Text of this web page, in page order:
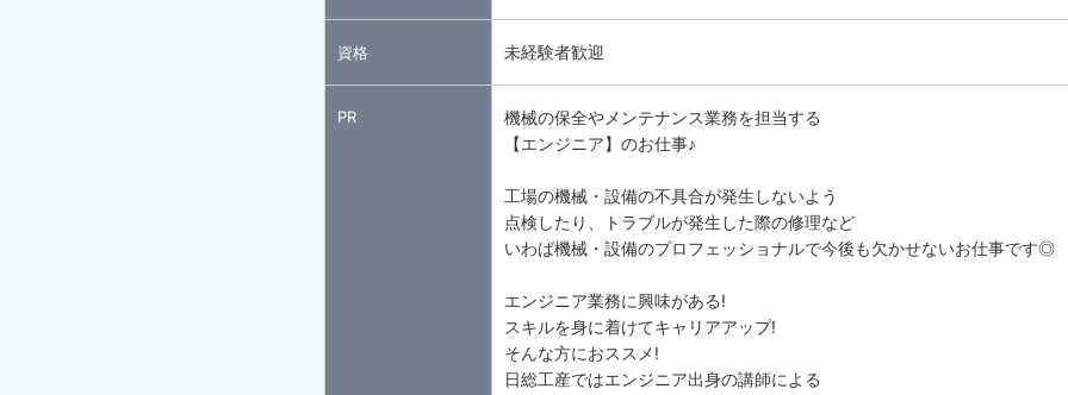
資格 未経験者歓迎
PR
機械の保全やメンテナンス業務を担当する
【エンジニア】のお仕事♪
工場の機械・設備の不具合が発生しないよう
点検したり、トラブルが発生した際の修理など
いわば機械・設備のプロフェッショナルで今後も欠かせないお仕事です◎
エンジニア業務に興味がある!
スキルを身に着けてキャリアアップ!
そんな方におススメ!
日総工産ではエンジニア出身の講師による